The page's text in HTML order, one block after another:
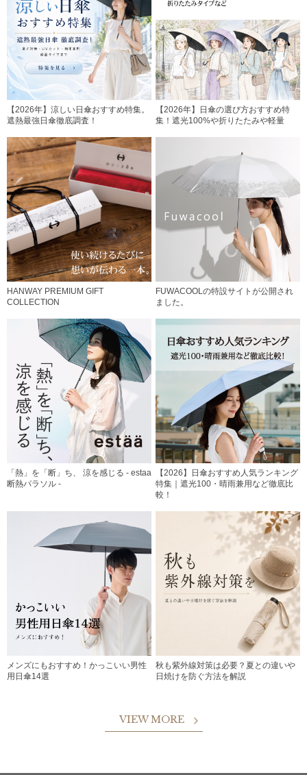
【2026年】涼しい日傘おすすめ特集。
遮熱最強日傘徹底調査！
【2026年】日傘の選び方おすすめ特
集！遮光100%や折りたたみや軽量
HANWAY PREMIUM GIFT
COLLECTION
FUWACOOLの特設サイトが公開され
ました。
「熱」を「断」ち、 涼を感じる - estaa
断熱パラソル -
【2026】日傘おすすめ人気ランキング
特集｜遮光100・晴雨兼用など徹底比
較！
メンズにもおすすめ！かっこいい男性
用日傘14選
秋も紫外線対策は必要？夏との違いや
日焼けを防ぐ方法を解説
VIEW MORE